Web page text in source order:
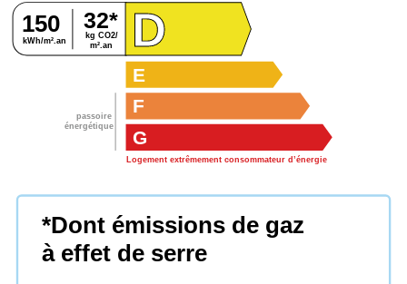
passoire
énergétique
kg CO2/
m².an
kWh/m².an
150 32*
G
Logement extrêmement consommateur d’énergie
F
E
D
*Dont émissions de gaz
à effet de serre